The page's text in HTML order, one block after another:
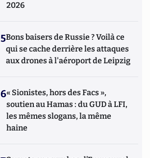
2026
5Bons baisers de Russie ? Voilà ce
qui se cache derrière les attaques
aux drones à l'aéroport de Leipzig
6« Sionistes, hors des Facs »,
soutien au Hamas : du GUD à LFI,
les mêmes slogans, la même
haine